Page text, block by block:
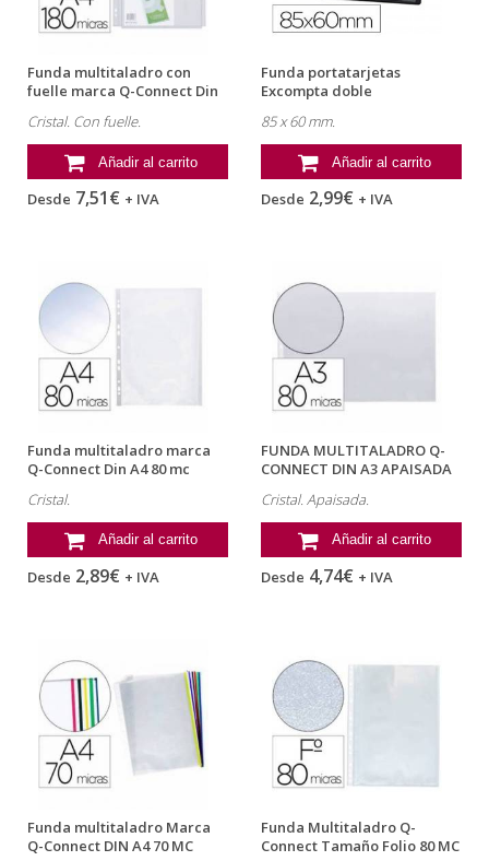
Funda multitaladro con
fuelle marca Q-Connect Din
Cristal. Con fuelle.
Añadir al carrito
Desde 7,51€ + IVA
Funda portatarjetas
Excompta doble
85 x 60 mm.
Añadir al carrito
Desde 2,99€ + IVA
Funda multitaladro marca
Q-Connect Din A4 80 mc
Cristal.
Añadir al carrito
Desde 2,89€ + IVA
FUNDA MULTITALADRO Q-
CONNECT DIN A3 APAISADA
Cristal. Apaisada.
Añadir al carrito
Desde 4,74€ + IVA
Funda multitaladro Marca
Q-Connect DIN A4 70 MC
Funda Multitaladro Q-
Connect Tamaño Folio 80 MC